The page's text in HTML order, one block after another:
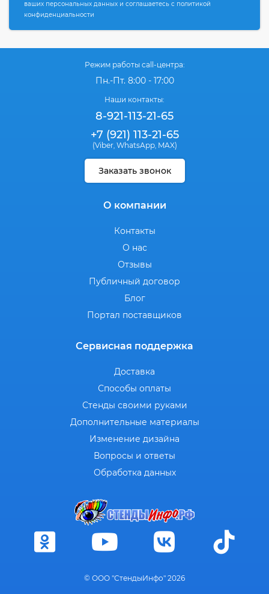
ваших персональных данных и соглашаетесь с политикой
конфиденциальности
Режим работы call-центра:
Пн.-Пт. 8:00 - 17:00
Наши контакты:
8-921-113-21-65
+7 (921) 113-21-65
(Viber, WhatsApp, MAX)
Заказать звонок
О компании
Контакты
О нас
Отзывы
Публичный договор
Блог
Портал поставщиков
Сервисная поддержка
Доставка
Способы оплаты
Стенды своими руками
Дополнительные материалы
Изменение дизайна
Вопросы и ответы
Обработка данных
© ООО "СтендыИнфо" 2026